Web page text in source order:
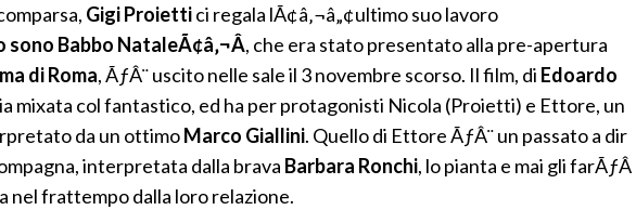
Gigi Proiettici regala lÃ¢â‚¬â„¢ultimo suo lavoro
sono Babbo NataleÃ¢â‚¬Â, che era stato presentato alla pre-apertura
di Roma, ÃƒÂ¨ uscito nelle sale il 3 novembre scorso. Il film, di Edoardo
mixata col fantastico, ed ha per protagonisti Nicola (Proietti) e Ettore, un
da un ottimoMarco Giallini. Quello di Ettore ÃƒÂ¨ un passato a dir
interpretata dalla brava Barbara Ronchi, lo pianta e mai gli farÃƒÂ
nel frattempo dalla loro relazione.